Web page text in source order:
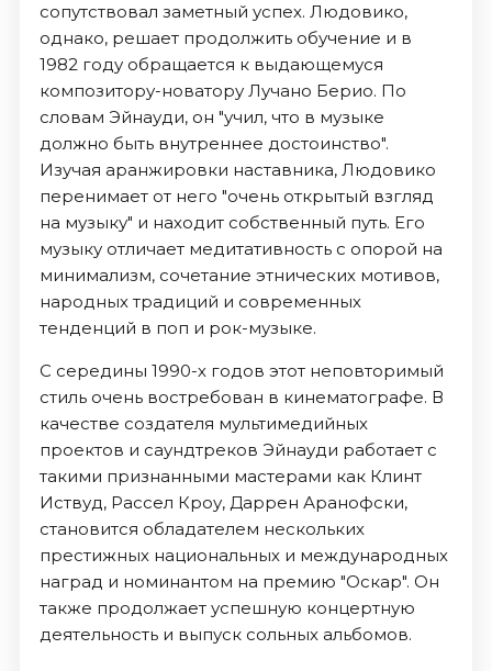
сопутствовал заметный успех. Людовико,
однако, решает продолжить обучение и в
1982 году обращается к выдающемуся
композитору-новатору Лучано Берио. По
словам Эйнауди, он "учил, что в музыке
должно быть внутреннее достоинство".
Изучая аранжировки наставника, Людовико
перенимает от него "очень открытый взгляд
на музыку" и находит собственный путь. Его
музыку отличает медитативность с опорой на
минимализм, сочетание этнических мотивов,
народных традиций и современных
тенденций в поп и рок-музыке.
С середины 1990-х годов этот неповторимый
стиль очень востребован в кинематографе. В
качестве создателя мультимедийных
проектов и саундтреков Эйнауди работает с
такими признанными мастерами как Клинт
Иствуд, Рассел Кроу, Даррен Аранофски,
становится обладателем нескольких
престижных национальных и международных
наград и номинантом на премию "Оскар". Он
также продолжает успешную концертную
деятельность и выпуск сольных альбомов.